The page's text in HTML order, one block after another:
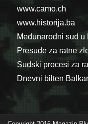
www.camo.ch
www.historija.ba
Međunarodni sud u
Presude za ratne
Sudski procesi za
Dnevni bilten